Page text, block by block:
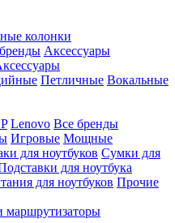
колонки
Аксессуары
Петличные Вокальные
Lenovo Все бренды
Игровые Мощные
для ноутбуков Сумки для
для ноутбука
для ноутбуков Прочие
маршрутизаторы